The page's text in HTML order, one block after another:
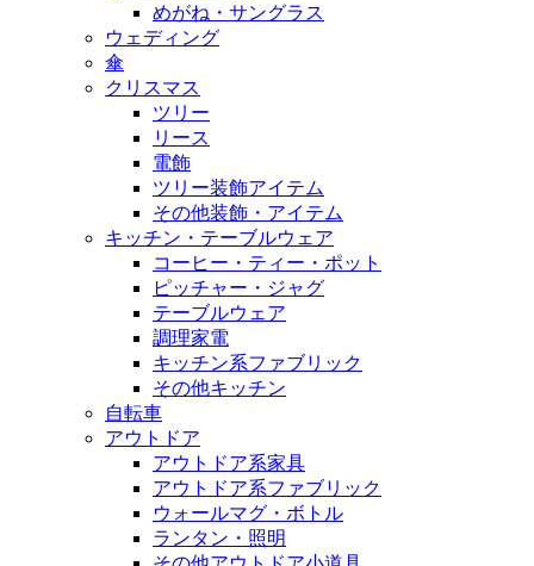
めがね・サングラス
ウェディング
傘
クリスマス
ツリー
リース
電飾
ツリー装飾アイテム
その他装飾・アイテム
キッチン・テーブルウェア
コーヒー・ティー・ポット
ピッチャー・ジャグ
テーブルウェア
調理家電
キッチン系ファブリック
その他キッチン
自転車
アウトドア
アウトドア系家具
アウトドア系ファブリック
ウォールマグ・ボトル
ランタン・照明